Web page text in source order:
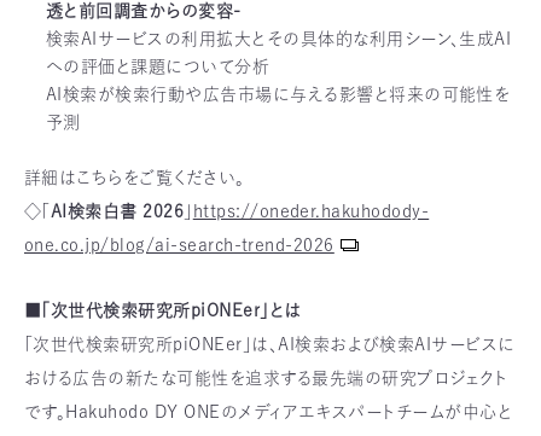
透と前回調査からの変容-
検索AIサービスの利用拡大とその具体的な利用シーン、生成AI
への評価と課題について分析
AI検索が検索行動や広告市場に与える影響と将来の可能性を
予測
詳細はこちらをご覧ください。
◇「 AI検索白書 2026
https://oneder.hakuhodody-
one.co.jp/blog/ai-search-trend-2026
■「次世代検索研究所piONEer」とは
「次世代検索研究所piONEer」は、AI検索および検索AIサービスに
おける広告の新たな可能性を追求する最先端の研究プロジェクト
です。Hakuhodo DY ONEのメディアエキスパートチームが中心と